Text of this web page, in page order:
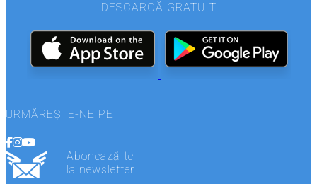
DESCARCĂ GRATUIT
URMĂREȘTE-NE PE
Abonează-te
la newsletter